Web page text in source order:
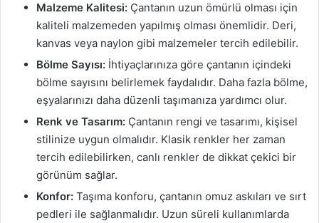
Malzeme Kalitesi: Çantanın uzun ömürlü olması için
kaliteli malzemeden yapılmış olması önemlidir. Deri,
kanvas veya naylon gibi malzemeler tercih edilebilir.
Bölme Sayısı: İhtiyaçlarınıza göre çantanın içindeki
bölme sayısını belirlemek faydalıdır. Daha fazla bölme,
eşyalarınızı daha düzenli taşımanıza yardımcı olur.
Renk ve Tasarım: Çantanın rengi ve tasarımı, kişisel
stilinize uygun olmalıdır. Klasik renkler her zaman
tercih edilebilirken, canlı renkler de dikkat çekici bir
görünüm sağlar.
Konfor: Taşıma konforu, çantanın omuz askıları ve sırt
pedleri ile sağlanmalıdır. Uzun süreli kullanımlarda